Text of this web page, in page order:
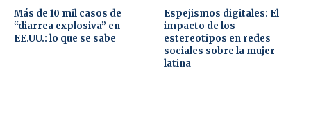
Más de 10 mil casos de
“diarrea explosiva” en
EE.UU.: lo que se sabe
Espejismos digitales: El
impacto de los
estereotipos en redes
sociales sobre la mujer
latina